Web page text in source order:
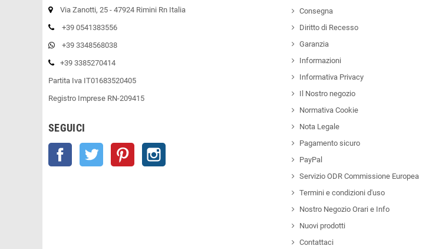
Via Zanotti, 25 - 47924 Rimini Rn Italia
+39 0541383556
+39 3348568038
+39 3385270414
Partita Iva IT01683520405
Registro Imprese RN-209415
SEGUICI
Facebook Twitter Pinterest
Consegna
Diritto di Recesso
Garanzia
Informazioni
Informativa Privacy
Il Nostro negozio
Normativa Cookie
Nota Legale
Pagamento sicuro
PayPal
Servizio ODR Commissione Europea
Termini e condizioni d'uso
Nostro Negozio Orari e Info
Nuovi prodotti
Contattaci